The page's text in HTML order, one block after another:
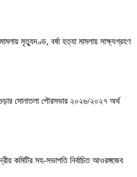
মৃত্যুদণ্ড, বর্ষা হত্যা মামলায় সাক্ষ্যগ্রহণ
সোনাতলা পৌরসভার ২০২৬/২০২৭ অর্থ
কমিটির সহ-সভাপতি নির্বাচিত আওরঙ্গজেব